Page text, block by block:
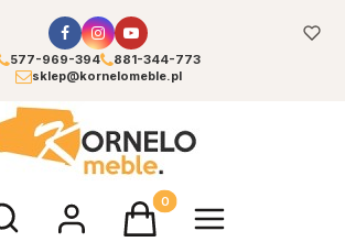
577-969-394
881-344-773
sklep@kornelomeble.pl
Otwórz wyszukiwarkęProdukty w koszyku: 0.